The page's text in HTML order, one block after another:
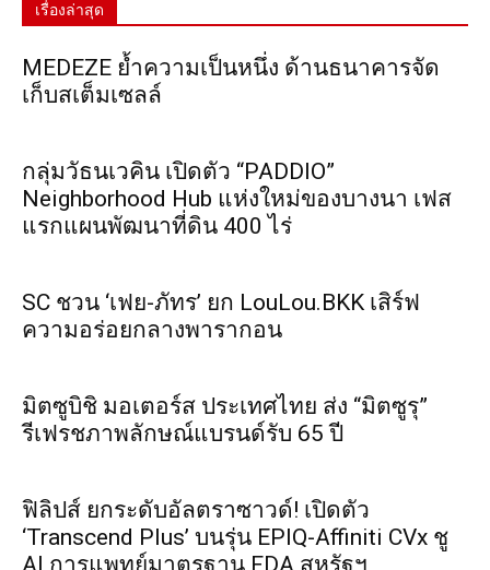
เรื่องล่าสุด
MEDEZE ย้ำความเป็นหนึ่ง ด้านธนาคารจัด
เก็บสเต็มเซลล์
กลุ่มวัธนเวคิน เปิดตัว “PADDIO”
Neighborhood Hub แห่งใหม่ของบางนา เฟส
แรกแผนพัฒนาที่ดิน 400 ไร่
SC ชวน ‘เฟย-ภัทร’ ยก LouLou.BKK เสิร์ฟ
ความอร่อยกลางพารากอน
มิตซูบิชิ มอเตอร์ส ประเทศไทย ส่ง “มิตซูรุ”
รีเฟรชภาพลักษณ์แบรนด์รับ 65 ปี
ฟิลิปส์ ยกระดับอัลตราซาวด์! เปิดตัว
‘Transcend Plus’ บนรุ่น EPIQ-Affiniti CVx ชู
AI การแพทย์มาตรฐาน FDA สหรัฐฯ